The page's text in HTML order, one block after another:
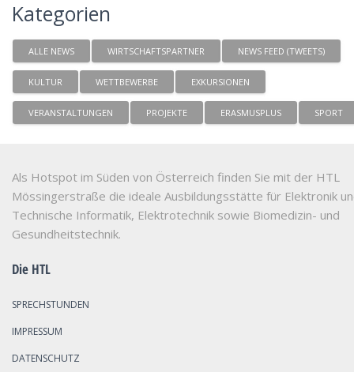
Kategorien
ALLE NEWS WIRTSCHAFTSPARTNER NEWS FEED (TWEETS)
KULTUR WETTBEWERBE EXKURSIONEN
VERANSTALTUNGEN PROJEKTE ERASMUSPLUS SPORT
Als Hotspot im Süden von Österreich finden Sie mit der HTL
Mössingerstraße die ideale Ausbildungsstätte für Elektronik
Technische Informatik, Elektrotechnik sowie Biomedizin- und
Gesundheitstechnik.
Die HTL
SPRECHSTUNDEN
IMPRESSUM
DATENSCHUTZ